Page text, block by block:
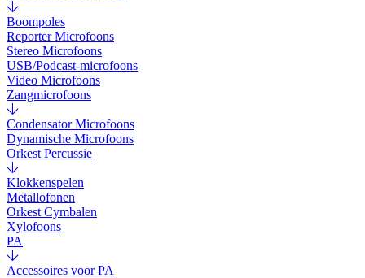
Boompoles
Reporter Microfoons
Stereo Microfoons
USB/Podcast-microfoons
Video Microfoons
Zangmicrofoons
Condensator Microfoons
Dynamische Microfoons
Orkest Percussie
Klokkenspelen
Metallofonen
Orkest Cymbalen
Xylofoons
PA
Accessoires voor PA